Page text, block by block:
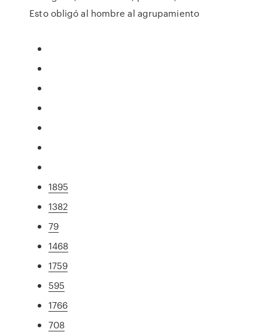
Esto obligó al hombre al agrupamiento
1895
1382
79
1468
1759
595
1766
708